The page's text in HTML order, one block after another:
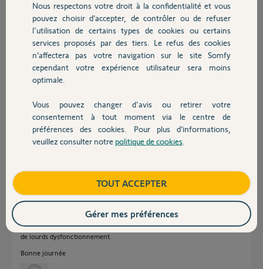
Chauffage
Autres produits
Devis avec un pro
Contact
Merci pour votre aide
07082020135830-
00...
40 ko
Florian
il y a presque 6 ans
Réponses
Non, les poteaux doivent être alignés et dans le même axe pour avoir les
Dans votre cas, les cotes ne pourront pas être respectées ce qui créera
de lourds dysfonctionnement.
Bonne journée
Nous respectons votre droit à la confidentialité et vous
pouvez choisir d’accepter, de contrôler ou de refuser
l'utilisation de certains types de cookies ou certains
services proposés par des tiers. Le refus des cookies
n’affectera pas votre navigation sur le site Somfy
cependant votre expérience utilisateur sera moins
optimale.
Vous pouvez changer d'avis ou retirer votre
consentement à tout moment via le centre de
préférences des cookies. Pour plus d’informations,
veuillez consulter notre politique de cookies
TOUT ACCEPTER
Gérer mes préférences